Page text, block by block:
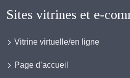
Sites vitrines et e-
Vitrine virtuelle/en ligne
Page d’accueil